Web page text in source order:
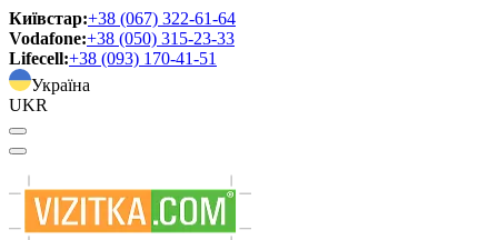
Київстар:+38 (067) 322-61-64
Vodafone:+38 (050) 315-23-33
Lifecell:+38 (093) 170-41-51
Україна
UKR